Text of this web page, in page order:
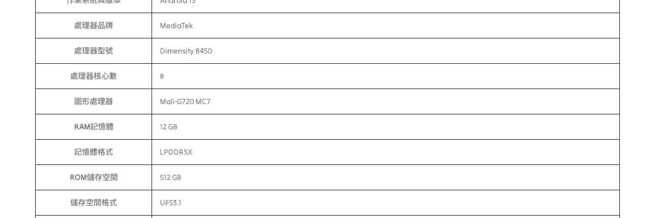
處理器品牌 MediaTek
處理器型號 Dimensity 8450
處理器核心數 8
圖形處理器 Mali-G720 MC7
RAM記憶體 12 GB
記憶體格式 LPDDR5X
ROM儲存空間 512 GB
儲存空間格式 UFS3.1